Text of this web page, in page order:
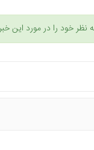
نظر خود را در مورد این